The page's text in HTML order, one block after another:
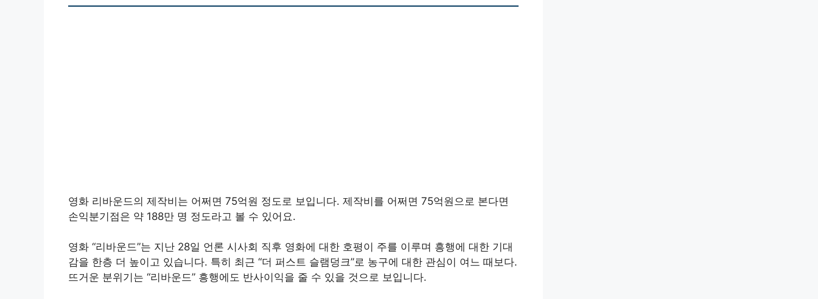
영화 리바운드의 제작비는 어쩌면 75억원 정도로 보입니다. 제작비를 어쩌면 75억원으로 본다면
손익분기점은 약 188만 명 정도라고 볼 수 있어요.
영화 “리바운드”는 지난 28일 언론 시사회 직후 영화에 대한 호평이 주를 이루며 흥행에 대한 기대
감을 한층 더 높이고 있습니다. 특히 최근 “더 퍼스트 슬램덩크”로 농구에 대한 관심이 여느 때보다.
뜨거운 분위기는 “리바운드” 흥행에도 반사이익을 줄 수 있을 것으로 보입니다.